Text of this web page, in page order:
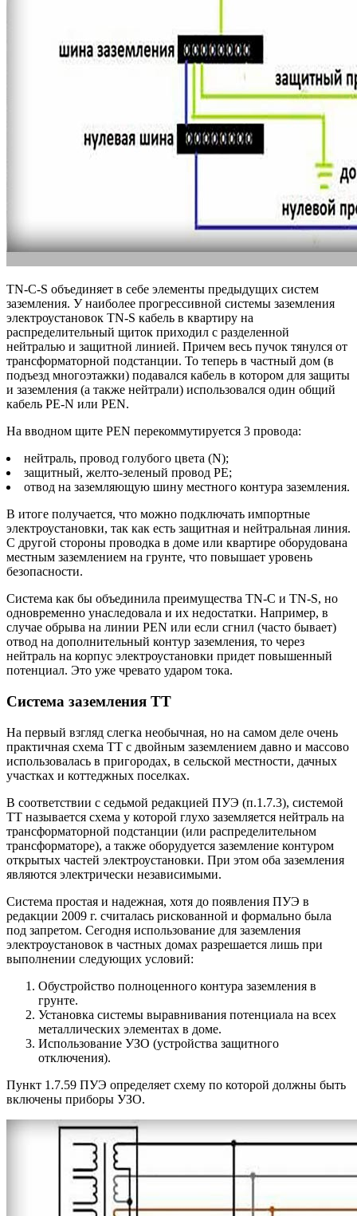
TN-C-S объединяет в себе элементы предыдущих систем
заземления. У наиболее прогрессивной системы заземления
электроустановок TN-S кабель в квартиру на
распределительный щиток приходил с разделенной
нейтралью и защитной линией. Причем весь пучок тянулся от
трансформаторной подстанции. То теперь в частный дом (в
подъезд многоэтажки) подавался кабель в котором для защиты
и заземления (а также нейтрали) использовался один общий
кабель PE-N или PEN.
На вводном щите PEN перекоммутируется 3 провода:
нейтраль, провод голубого цвета (N);
защитный, желто-зеленый провод РЕ;
отвод на заземляющую шину местного контура заземления.
В итоге получается, что можно подключать импортные
электроустановки, так как есть защитная и нейтральная линия.
С другой стороны проводка в доме или квартире оборудована
местным заземлением на грунте, что повышает уровень
безопасности.
Система как бы объединила преимущества ТN-С и TN-S, но
одновременно унаследовала и их недостатки. Например, в
случае обрыва на линии PEN или если сгнил (часто бывает)
отвод на дополнительный контур заземления, то через
нейтраль на корпус электроустановки придет повышенный
потенциал. Это уже чревато ударом тока.
Система заземления TT
На первый взгляд слегка необычная, но на самом деле очень
практичная схема ТТ с двойным заземлением давно и массово
использовалась в пригородах, в сельской местности, дачных
участках и коттеджных поселках.
В соответствии с седьмой редакцией ПУЭ (п.1.7.3), системой
ТТ называется схема у которой глухо заземляется нейтраль на
трансформаторной подстанции (или распределительном
трансформаторе), а также оборудуется заземление контуром
открытых частей электроустановки. При этом оба заземления
являются электрически независимыми.
Система простая и надежная, хотя до появления ПУЭ в
редакции 2009 г. считалась рискованной и формально была
под запретом. Сегодня использование для заземления
электроустановок в частных домах разрешается лишь при
выполнении следующих условий:
Обустройство полноценного контура заземления в
грунте.
Установка системы выравнивания потенциала на всех
металлических элементах в доме.
Использование УЗО (устройства защитного
отключения).
Пункт 1.7.59 ПУЭ определяет схему по которой должны быть
включены приборы УЗО.